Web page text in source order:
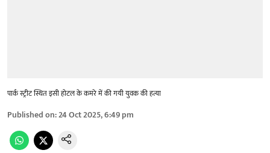
पार्क स्ट्रीट स्थित इसी होटल के कमरे में की गयी युवक की हत्या
Published on:24 Oct 2025, 6:49 pm